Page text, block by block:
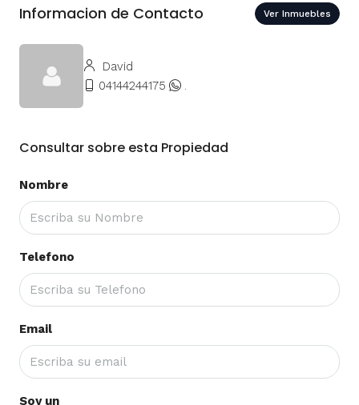
Informacion de Contacto Ver Inmuebles
David
04144244175
Consultar sobre esta Propiedad
Nombre
Telefono
Email
Soy un